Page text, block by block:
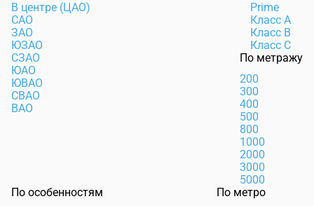
В центре (ЦАО)
САО
ЗАО
ЮЗАО
СЗАО
ЮАО
ЮВАО
СВАО
ВАО
Prime
Класс А
Класс В
Класс С
По метражу
200
300
400
500
800
1000
2000
3000
5000
По особенностям
По метро